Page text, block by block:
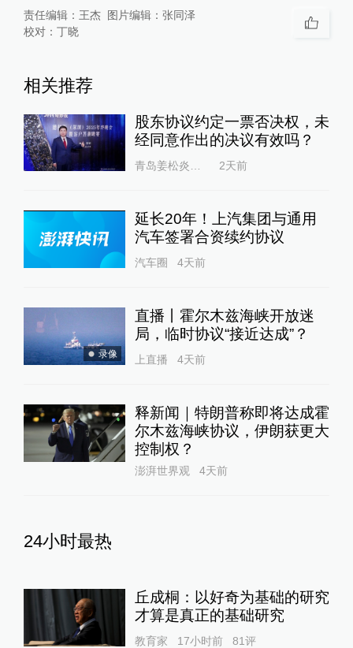
责任编辑： 王杰 图片编辑： 张同泽
校对： 丁晓
相关推荐
股东协议约定一票否决权，未
经同意作出的决议有效吗？
青岛姜松炎律师 2天前
延长20年！上汽集团与通用
汽车签署合资续约协议
汽车圈 4天前
录像
直播丨霍尔木兹海峡开放迷
局，临时协议“接近达成”？
上直播 4天前
释新闻｜特朗普称即将达成霍
尔木兹海峡协议，伊朗获更大
控制权？
澎湃世界观 4天前
24小时最热
丘成桐：以好奇为基础的研究
才算是真正的基础研究
教育家 17小时前 81评